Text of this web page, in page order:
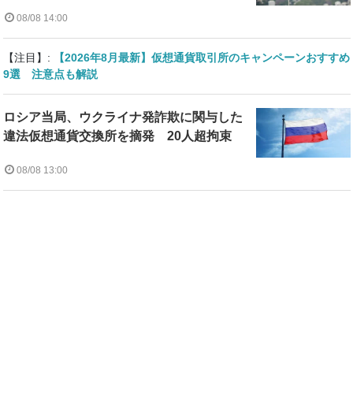
08/08 14:00
【注目】:
【2026年8月最新】仮想通貨取引所のキャンペーンおすすめ
9選 注意点も解説
ロシア当局、ウクライナ発詐欺に関与した
違法仮想通貨交換所を摘発 20人超拘束
08/08 13:00